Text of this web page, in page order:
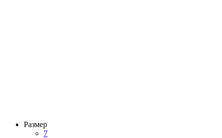
Размер
7